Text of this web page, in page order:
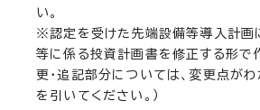
い。
※認定を受けた先端設備等導入計画
等に係る投資計画書を修正する形で
更・追記部分については、変更点が
を引いてください。）